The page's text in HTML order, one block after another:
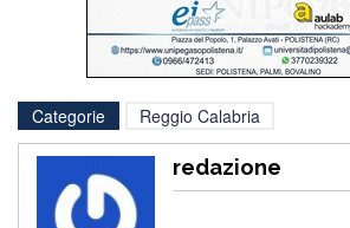
Categorie Reggio Calabria
redazione